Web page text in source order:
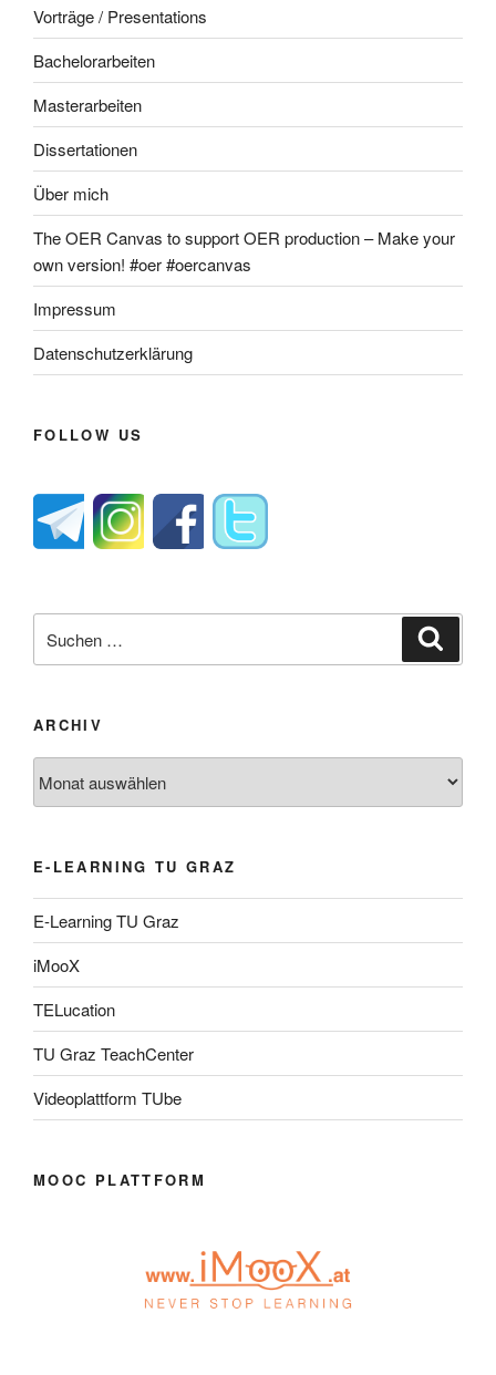
Vorträge / Presentations
Bachelorarbeiten
Masterarbeiten
Dissertationen
Über mich
The OER Canvas to support OER production – Make your
own version! #oer #oercanvas
Impressum
Datenschutzerklärung
FOLLOW US
nach:
ARCHIV
E-LEARNING TU GRAZ
E-Learning TU Graz
iMooX
TELucation
TU Graz TeachCenter
Videoplattform TUbe
MOOC PLATTFORM